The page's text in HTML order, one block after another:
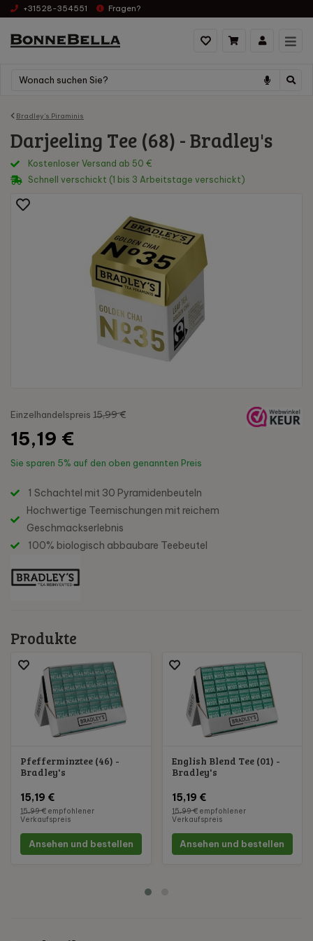
+31528-354551 Fragen?
Bradley's Piraminis
Darjeeling Tee (68) - Bradley's
1 Schachtel mit 30 Pyramidenbeuteln
Hochwertige Teemischungen mit reichem
Geschmackserlebnis
100% biologisch abbaubare Teebeutel
Einzelhandelspreis 15,99 €
15,19 €
Sie sparen 5% auf den oben genannten Preis
Kostenloser Versand ab 50 €
Schnell verschickt (1 bis 3 Arbeitstage verschickt)
Produkte
Pfefferminztee (46) -
Bradley's
15,19 €
15,99 € empfohlener
Verkaufspreis
Ansehen und bestellen
English Blend Tee (01) -
Bradley's
15,19 €
15,99 €empfohlener
Verkaufspreis
Ansehen und bestellen